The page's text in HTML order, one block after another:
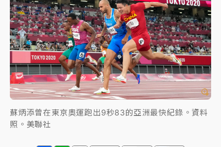
中信慈善基金會想增加董事人數！辜仲諒向法院聲請遭
駁 理由曝光
故宮《龍藏經》特展第2檔！今線上預約開賣一度塞車
周六起展出延長至晚上7時
台東農業處長涉圖利渡假村！東檢抗告成功 今重開羈
押庭
父親節泡湯了！中颱白海豚雨彈轟3天 「紅到發紫」降
雨熱區曝
蘇炳添曾在東京奧運跑出9秒83的亞洲最快紀錄。資料
照。美聯社